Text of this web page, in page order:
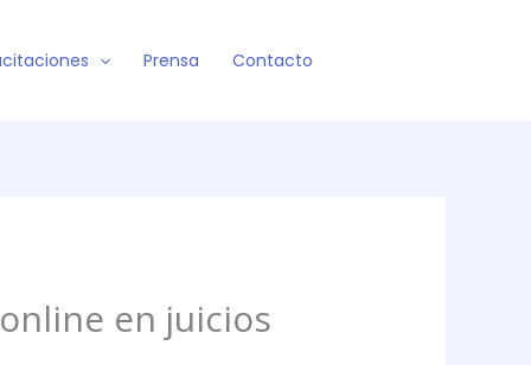
Prensa Contacto
en juicios